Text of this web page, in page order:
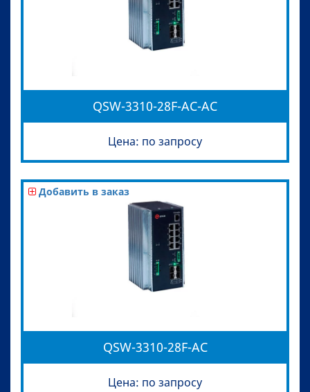
QSW-3310-28F-AC-AC
Цена: по запросу
Добавить в заказ
QSW-3310-28F-AC
Цена: по запросу